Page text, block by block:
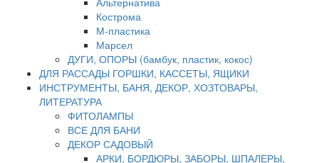
Кострома
М-пластика
Марсел
ДУГИ, ОПОРЫ (бамбук, пластик, кокос)
ДЛЯ РАССАДЫ ГОРШКИ, КАССЕТЫ, ЯЩИКИ
ИНСТРУМЕНТЫ, БАНЯ, ДЕКОР, ХОЗТОВАРЫ,
ЛИТЕРАТУРА
ФИТОЛАМПЫ
ВСЕ ДЛЯ БАНИ
ДЕКОР САДОВЫЙ
АРКИ, БОРДЮРЫ, ЗАБОРЫ, ШПАЛЕРЫ,